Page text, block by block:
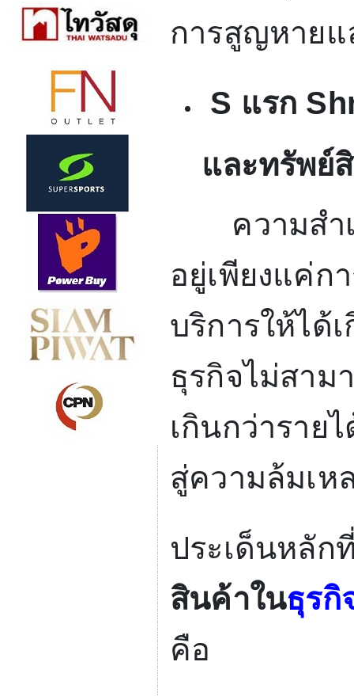
การสูญหายแ
S แรก
และทรัพย์
ความสำเ
อยู่เพียงแค่ก
บริการให้ได้
ธุรกิจไม่สาม
เกินกว่าราย
สู่ความล้มเห
ประเด็นหลัก
สินค้าในธุรกิ
คือ